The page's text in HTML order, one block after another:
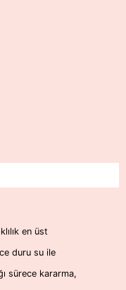
en üst
duru su ile
sürece kararma,